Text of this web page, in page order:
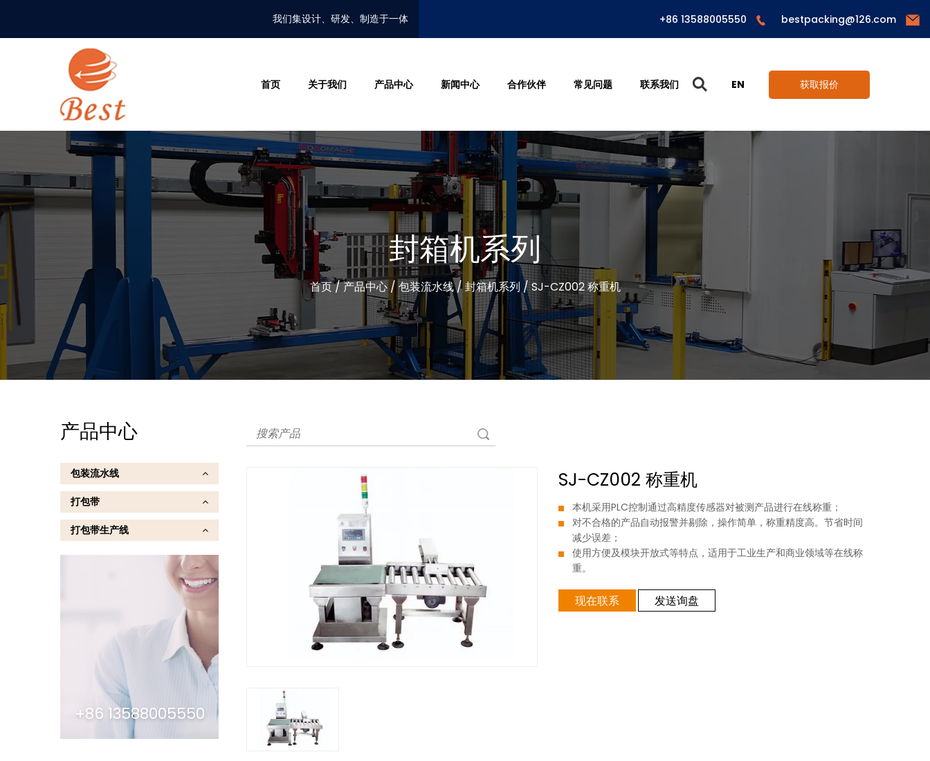
我们集设计、研发、制造于一体 +86 13588005550 bestpacking@126.com
首页 关于我们 产品中心 新闻中心 合作伙伴 常见问题 联系我们 EN 获取报价
封箱机系列
首页/产品中心/包装流水线/封箱机系列 /SJ-CZ002 称重机
产品中心
包装流水线
打包带
打包带生产线
+86 13588005550
SJ-CZ002 称重机
本机采用PLC控制通过高精度传感器对被测产品进行在线称重；
对不合格的产品自动报警并剔除，操作简单，称重精度高。节省时间
减少误差；
使用方便及模块开放式等特点，适用于工业生产和商业领域等在线称
重。
现在联系 发送询盘